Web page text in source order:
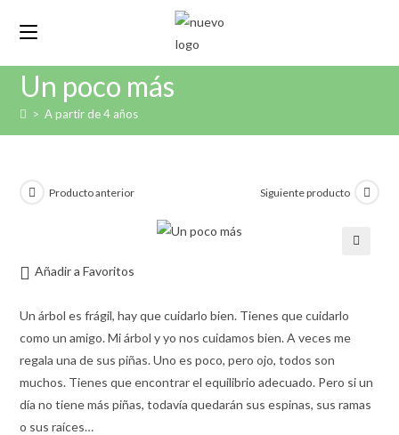
Un poco más
> A partir de 4 años
Producto anterior Siguiente producto
Añadir a Favoritos
Un árbol es frágil, hay que cuidarlo bien. Tienes que cuidarlo
como un amigo. Mi árbol y yo nos cuidamos bien. A veces me
regala una de sus piñas. Uno es poco, pero ojo, todos son
muchos. Tienes que encontrar el equilibrio adecuado. Pero si un
día no tiene más piñas, todavía quedarán sus espinas, sus ramas
o sus raíces…